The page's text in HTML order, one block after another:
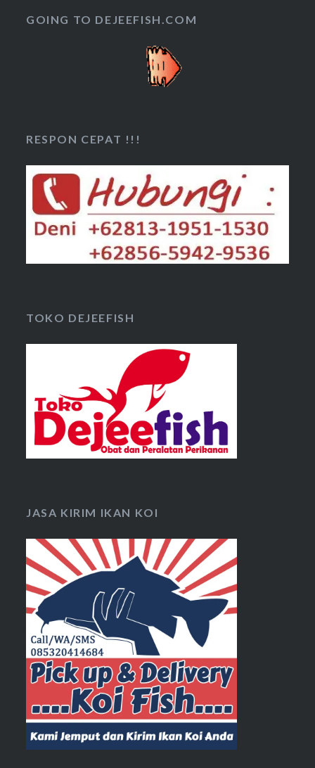
GOING TO DEJEEFISH.COM
RESPON CEPAT !!!
TOKO DEJEEFISH
JASA KIRIM IKAN KOI